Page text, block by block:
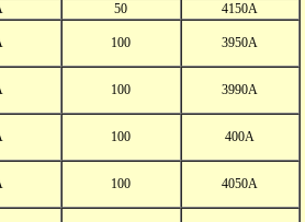
50 4150A
100 3950A
100 3990A
100 400A
100 4050A